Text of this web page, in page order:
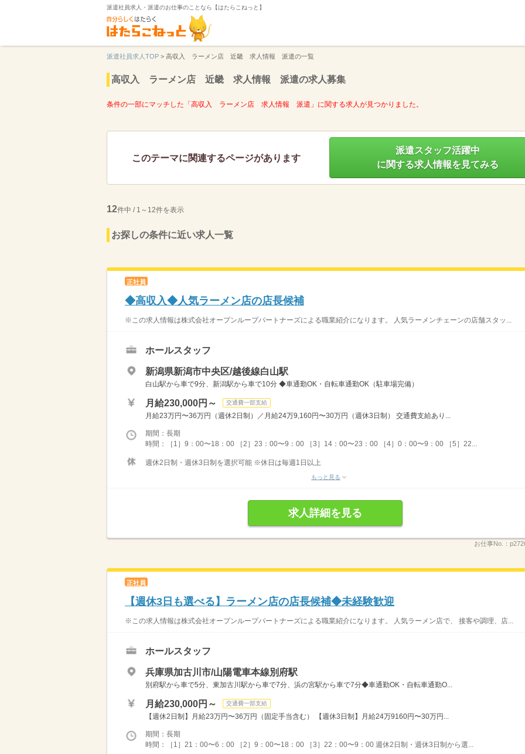
派遣社員求人・派遣のお仕事のことなら【はたらこねっと】
派遣社員求人TOP > 高収入 ラーメン店 近畿 求人情報 派遣の一覧
高収入 ラーメン店 近畿 求人情報 派遣の求人募集
条件の一部にマッチした「高収入 ラーメン店 求人情報 派遣」に関する求人が見つかりました。
このテーマに関連するページがあります
派遣スタッフ活躍中
に関する求人情報を見てみる
12件中 / 1～12件を表示
お探しの条件に近い求人一覧
正社員
◆高収入◆人気ラーメン店の店長候補
※この求人情報は株式会社オープンループパートナーズによる職業紹介になります。 人気ラーメンチェーンの店舗スタッ...
ホールスタッフ
新潟県新潟市中央区/越後線白山駅
白山駅から車で9分、新潟駅から車で10分 ◆車通勤OK・自転車通勤OK（駐車場完備）
月給230,000円～ 交通費一部支給
月給23万円〜36万円（週休2日制）／月給24万9,160円〜30万円（週休3日制） 交通費支給あり...
期間：長期
時間：［1］9：00〜18：00 ［2］23：00〜9：00 ［3］14：00〜23：00 ［4］0：00〜9：00 ［5］22...
週休2日制・週休3日制を選択可能 ※休日は毎週1日以上
もっと見る
求人詳細を見る
お仕事No.：
正社員
【週休3日も選べる】ラーメン店の店長候補◆未経験歓迎
※この求人情報は株式会社オープンループパートナーズによる職業紹介になります。 人気ラーメン店で、 接客や調理、店...
ホールスタッフ
兵庫県加古川市/山陽電車本線別府駅
別府駅から車で5分、東加古川駅から車で7分、浜の宮駅から車で7分◆車通勤OK・自転車通勤O...
月給230,000円～ 交通費一部支給
【週休2日制】月給23万円〜36万円（固定手当含む） 【週休3日制】月給24万9160円〜30万円...
期間：長期
時間：［1］21：00〜6：00 ［2］9：00〜18：00 ［3］22：00〜9：00 週休2日制・週休3日制から選...